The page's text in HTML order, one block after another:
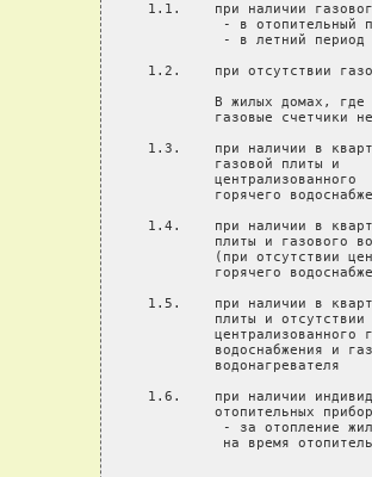
1.1.    при наличии
- в отопительный
- в летний
1.2.    при отсутствии
В жилых домах, где
газовые счетчики
1.3.    при наличии в
газовой плиты и
централизованного
горячего
1.4.    при наличии в
плиты и газового
(при отсутствии
горячего
1.5.    при наличии в
         плиты и отсутствии
централизованного
водоснабжения и
         водонагревателя
1.6.    при наличии
отопительных
- за отопление
на время